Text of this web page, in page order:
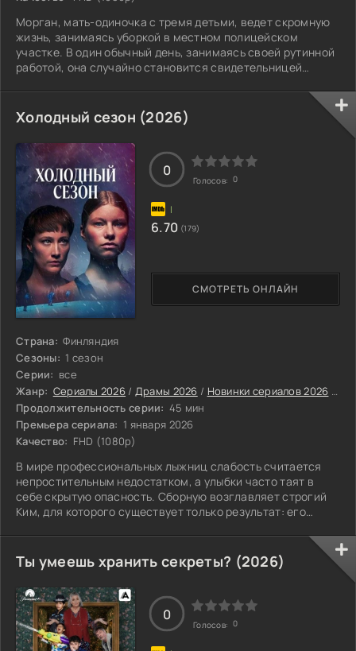
Морган, мать-одиночка с тремя детьми, ведет скромную
жизнь, занимаясь уборкой в местном полицейском
участке. В один обычный день, занимаясь своей рутинной
работой, она случайно становится свидетельницей
Холодный сезон (2026)
Страна: Финляндия
Сезоны: 1 сезон
Серии: все
Жанр: Сериалы 2026 / Драмы 2026 / Новинки сериалов 2026
Продолжительность серии: 45 мин
Премьера сериала: 1 января 2026
Качество: FHD (1080p)
В мире профессиональных лыжниц слабость считается
непростительным недостатком, а улыбки часто таят в
себе скрытую опасность. Сборную возглавляет строгий
Ким, для которого существует только результат: его
значат, а боль заложена в план тренировок. Внутри
команды каждый день происходит тихая борьба: девушки
одновременно являются соперницами, способными
уничтожить друг друга ради попадания в состав, и
попутчицами, без которых невозможно добраться до
СМОТРЕТЬ ОНЛАЙН
0
Голосов: 0
6.70 (179)
Ты умеешь хранить секреты? (2026)
0
Голосов: 0